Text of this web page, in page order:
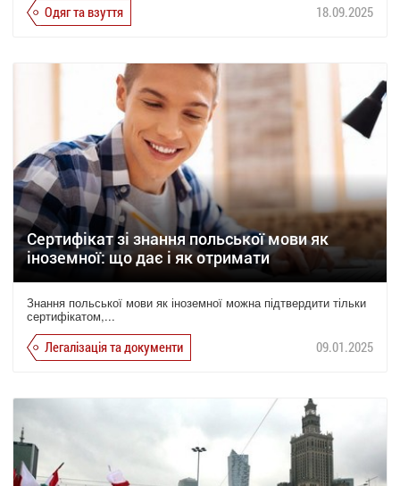
Одяг та взуття 18.09.2025
Сертифікат зі знання польської мови як
іноземної: що дає і як отримати
Знання польської мови як іноземної можна підтвердити тільки
сертифікатом,...
Легалізація та документи 09.01.2025